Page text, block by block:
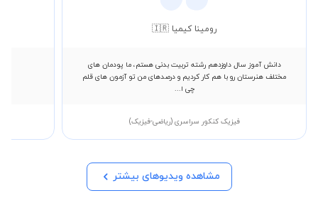
رومینا کیمیا 🇮🇷
دانش آموز سال داوزدهم رشته تربیت بدنی هستم، ما پودمان های
مختلف هنرستان رو با هم کار کردیم و درصدهای من تو آزمون های قلم
چی ا...
فیزیک کنکور سراسری (ریاضی-فیزیک)
مشاهده ویدیوهای بیشتر